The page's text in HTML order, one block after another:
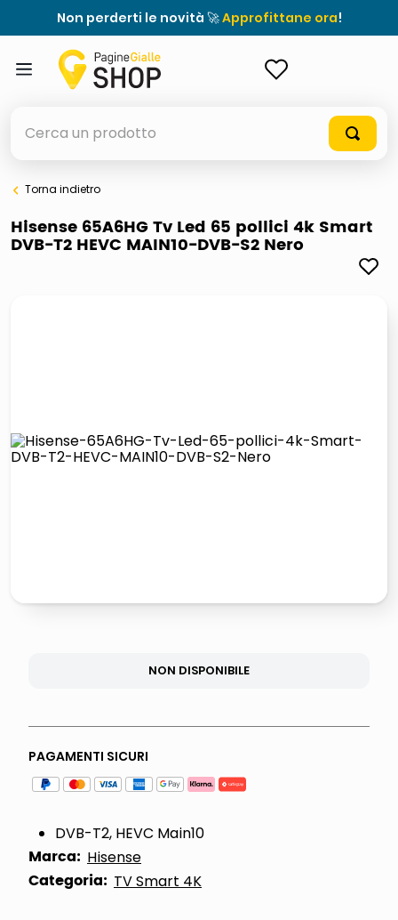
Non perderti le novità 🚀Approfittane ora!
elenchi telefonici
orologio parete
lucidatrice pavimenti
Torna indietro
Hisense 65A6HG Tv Led 65 pollici 4k Smart
DVB-T2 HEVC MAIN10-DVB-S2 Nero
NON DISPONIBILE
PAGAMENTI SICURI
DVB-T2, HEVC Main10
Marca: Hisense
Categoria: TV Smart 4K